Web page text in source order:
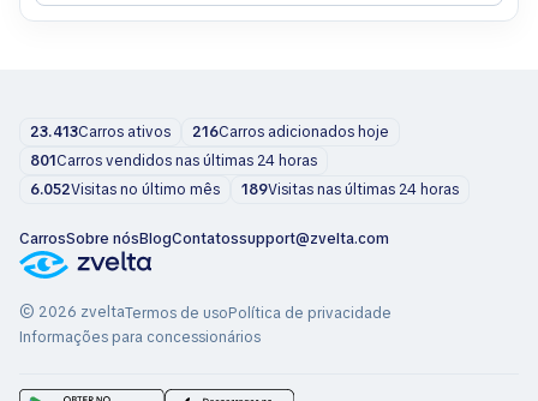
23.413Carros ativos 216Carros adicionados hoje
801Carros vendidos nas últimas 24 horas
6.052Visitas no último mês 189Visitas nas últimas 24 horas
CarrosSobre nósBlogContatossupport@zvelta.com
© 2026 zveltaTermos de usoPolítica de privacidade
Informações para concessionários